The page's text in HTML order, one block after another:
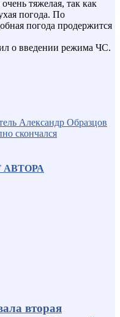
тяжелая, так как
погода. По
погода продержится
о введении режима ЧС.
Александр Образцов
скончался
вторая